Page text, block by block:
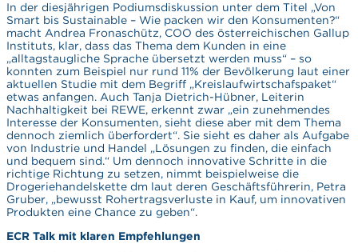
In der diesjährigen Podiumsdiskussion unter dem Titel „Von
Smart bis Sustainable – Wie packen wir den Konsumenten?“
macht Andrea Fronaschütz, COO des österreichischen Gallup
Instituts, klar, dass das Thema dem Kunden in eine
„alltagstaugliche Sprache übersetzt werden muss“ – so
konnten zum Beispiel nur rund 11% der Bevölkerung laut einer
aktuellen Studie mit dem Begriff „Kreislaufwirtschafspaket“
etwas anfangen. Auch Tanja Dietrich-Hübner, Leiterin
Nachhaltigkeit bei REWE, erkennt zwar „ein zunehmendes
Interesse der Konsumenten, sieht diese aber mit dem Thema
dennoch ziemlich überfordert“. Sie sieht es daher als Aufgabe
von Industrie und Handel „Lösungen zu finden, die einfach
und bequem sind.“ Um dennoch innovative Schritte in die
richtige Richtung zu setzen, nimmt beispielweise die
Drogeriehandelskette dm laut deren Geschäftsführerin, Petra
Gruber, „bewusst Rohertragsverluste in Kauf, um innovativen
Produkten eine Chance zu geben“.
ECR Talk mit klaren Empfehlungen